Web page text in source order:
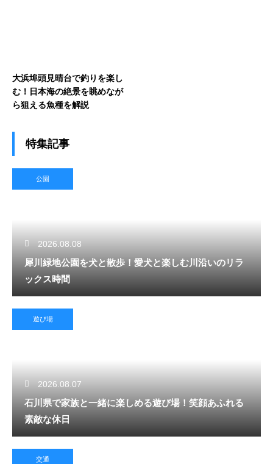
大浜埠頭見晴台で釣りを楽し
む！日本海の絶景を眺めなが
ら狙える魚種を解説
特集記事
公園
2026.08.08
犀川緑地公園を犬と散歩！愛犬と楽しむ川沿いのリラ
ックス時間
遊び場
2026.08.07
石川県で家族と一緒に楽しめる遊び場！笑顔あふれる
素敵な休日
交通